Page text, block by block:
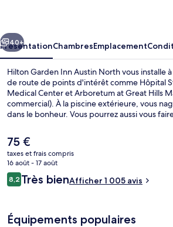
North
Suivant
40+
PrésentationChambresEmplacement
Hilton Garden Inn Austin North vous installe
de route de points d'intérêt comme Hôpital
Medical Center et Arboretum at Great Hills
commercial). À la piscine extérieure, vous
dans le bonheur. Vous pourrez aussi vous
déjeuner et le dîner à grand renfort de
américaine. Cet hébergement abrite un bar /
fitness ouverte 24 h/24, tandis que, petit plus
chambres bénéficient d'un réfrigérateur et
autres voyageurs ne disent que du bien en ce
personnel attentionné.
Le
prix
actuel
est
de
75 €
taxes et frais compris
16 août - 17 août
Avis
voyageurs
8,28,2 sur 10
Très bienAfficher 1 005 avis
Équipements populaires